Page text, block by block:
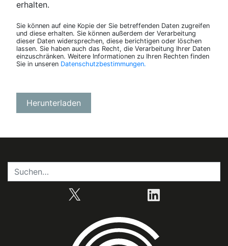
erhalten.
Sie können auf eine Kopie der Sie betreffenden Daten zugreifen
und diese erhalten. Sie können außerdem der Verarbeitung
dieser Daten widersprechen, diese berichtigen oder löschen
lassen. Sie haben auch das Recht, die Verarbeitung Ihrer Daten
einzuschränken. Weitere Informationen zu Ihren Rechten finden
Sie in unseren Datenschutzbestimmungen.
LinkedIn